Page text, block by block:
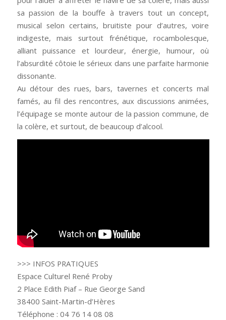
sa passion de la bouffe à travers tout un concept,
musical selon certains, bruitiste pour d’autres, voire
indigeste, mais surtout frénétique, rocambolesque,
alliant puissance et lourdeur, énergie, humour, où
l’absurdité côtoie le sérieux dans une parfaite harmonie
dissonante.
Au détour des rues, bars, tavernes et concerts mal
famés, au fil des rencontres, aux discussions animées,
l’équipage se monte autour de la passion commune, de
la colère, et surtout, de beaucoup d’alcool.
>>> INFOS PRATIQUES
Espace Culturel René Proby
2 Place Edith Piaf – Rue George Sand
38400 Saint-Martin-d’Hères
Téléphone : 04 76 14 08 08